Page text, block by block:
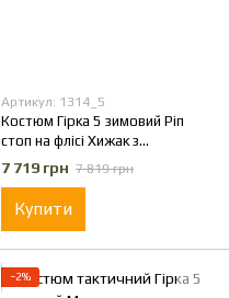
Артикул: 1314_5
Костюм Гірка 5 зимовий Ріп
стоп на флісі Хижак з
наколінниками та
налокітниками 56
7 719 грн 7 819 грн
Купити
−2%